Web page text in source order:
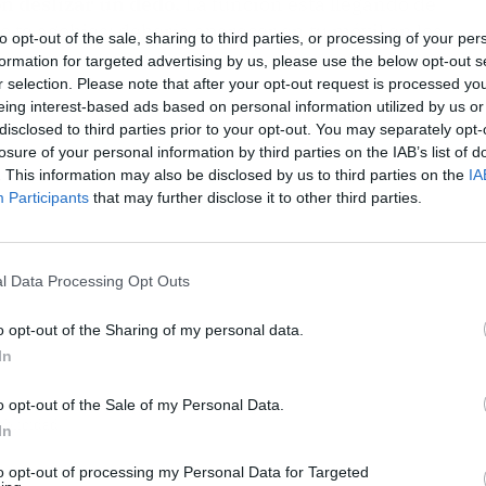
opt-out of the sale, sharing to third parties, or processing of your
for targeted advertising by us, please use the below opt-out
selection. Please note that after your opt-out request is processed
interest-based ads based on personal information utilized by us
to third parties prior to your opt-out. You may separately
of your personal information by third parties on the IAB’s list of
This information may also be disclosed by us to third parties on the
Participants that may further disclose it to other third parties.
Data Processing Opt Outs
opt-out of the Sharing of my personal data.
opt-out of the Sale of my Personal Data.
opt-out of processing my Personal Data for Targeted
te agobies: debería aparecer en tu móvil en los